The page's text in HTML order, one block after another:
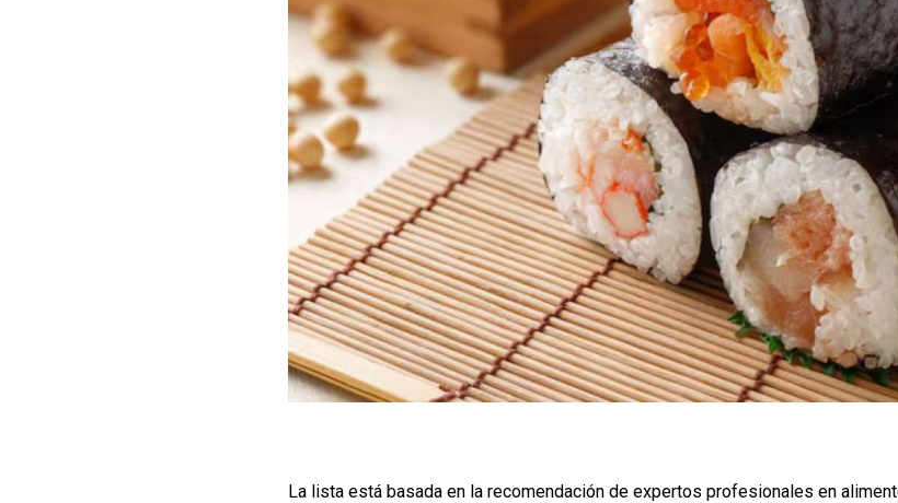
La lista está basada en la recomendación de expertos profesionales en